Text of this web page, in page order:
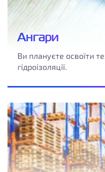
Ангари
Ви плануєте освоїти
гідроізоляції.